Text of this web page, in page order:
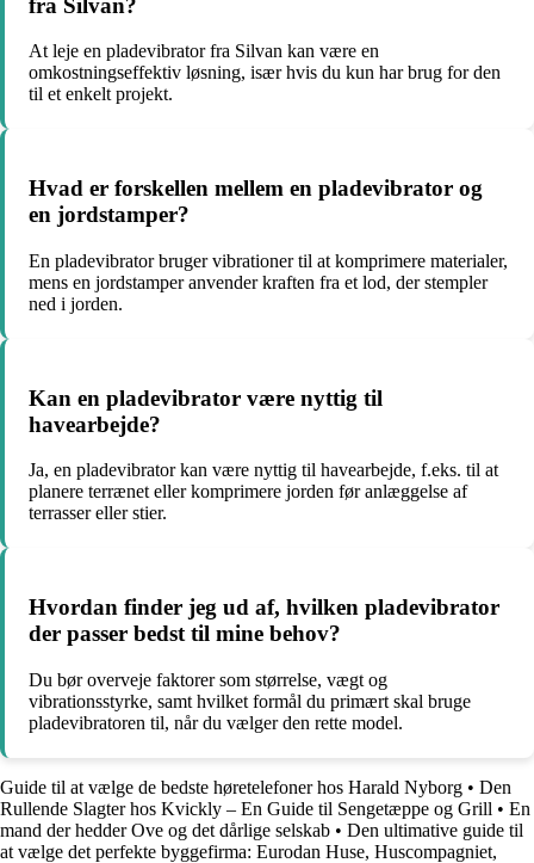
fra Silvan?
At leje en pladevibrator fra Silvan kan være en
omkostningseffektiv løsning, især hvis du kun har brug for den
til et enkelt projekt.
Hvad er forskellen mellem en pladevibrator og
en jordstamper?
En pladevibrator bruger vibrationer til at komprimere materialer,
mens en jordstamper anvender kraften fra et lod, der stempler
ned i jorden.
Kan en pladevibrator være nyttig til
havearbejde?
Ja, en pladevibrator kan være nyttig til havearbejde, f.eks. til at
planere terrænet eller komprimere jorden før anlæggelse af
terrasser eller stier.
Hvordan finder jeg ud af, hvilken pladevibrator
der passer bedst til mine behov?
Du bør overveje faktorer som størrelse, vægt og
vibrationsstyrke, samt hvilket formål du primært skal bruge
pladevibratoren til, når du vælger den rette model.
Guide til at vælge de bedste høretelefoner hos Harald Nyborg • Den
Rullende Slagter hos Kvickly – En Guide til Sengetæppe og Grill • En
mand der hedder Ove og det dårlige selskab • Den ultimative guide til
at vælge det perfekte byggefirma: Eurodan Huse, Huscompagniet,